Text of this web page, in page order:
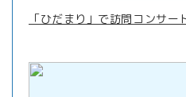
「ひだまり」で訪問コンサー